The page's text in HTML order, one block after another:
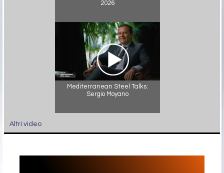
2026
Mediterranean Steel Talks:
Sergio Moyano
Altri video